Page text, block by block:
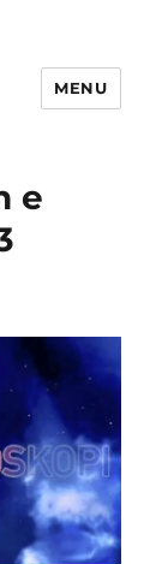
MENU
e